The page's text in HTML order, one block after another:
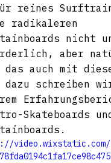
reines
radikaleren
nicht
aber
das auch mit
dazu schreiben
Skateboards
video.wixstatic.com/